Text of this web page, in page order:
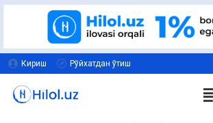
Кириш Рўйхатдан ўтиш